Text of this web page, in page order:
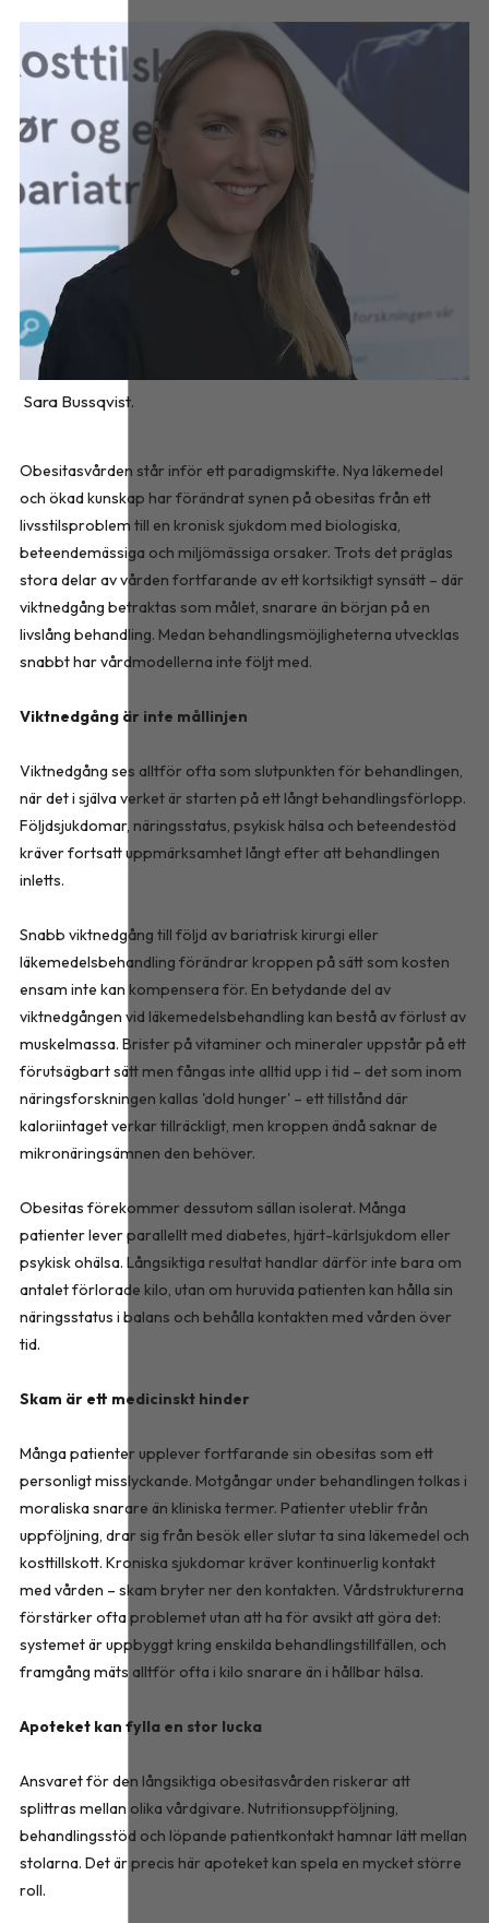
Sara Bussqvist.
Obesitasvården står inför ett paradigmskifte. Nya läkemedel
och ökad kunskap har förändrat synen på obesitas från ett
livsstilsproblem till en kronisk sjukdom med biologiska,
beteendemässiga och miljömässiga orsaker. Trots det präglas
stora delar av vården fortfarande av ett kortsiktigt synsätt – där
viktnedgång betraktas som målet, snarare än början på en
livslång behandling. Medan behandlingsmöjligheterna utvecklas
snabbt har vårdmodellerna inte följt med.
Viktnedgång är inte mållinjen
Viktnedgång ses alltför ofta som slutpunkten för behandlingen,
när det i själva verket är starten på ett långt behandlingsförlopp.
Följdsjukdomar, näringsstatus, psykisk hälsa och beteendestöd
kräver fortsatt uppmärksamhet långt efter att behandlingen
inletts.
Snabb viktnedgång till följd av bariatrisk kirurgi eller
läkemedelsbehandling förändrar kroppen på sätt som kosten
ensam inte kan kompensera för. En betydande del av
viktnedgången vid läkemedelsbehandling kan bestå av förlust av
muskelmassa. Brister på vitaminer och mineraler uppstår på ett
förutsägbart sätt men fångas inte alltid upp i tid – det som inom
näringsforskningen kallas 'dold hunger' – ett tillstånd där
kaloriintaget verkar tillräckligt, men kroppen ändå saknar de
mikronäringsämnen den behöver.
Obesitas förekommer dessutom sällan isolerat. Många
patienter lever parallellt med diabetes, hjärt-kärlsjukdom eller
psykisk ohälsa. Långsiktiga resultat handlar därför inte bara om
antalet förlorade kilo, utan om huruvida patienten kan hålla sin
näringsstatus i balans och behålla kontakten med vården över
tid.
Skam är ett medicinskt hinder
Många patienter upplever fortfarande sin obesitas som ett
personligt misslyckande. Motgångar under behandlingen tolkas i
moraliska snarare än kliniska termer. Patienter uteblir från
uppföljning, drar sig från besök eller slutar ta sina läkemedel och
kosttillskott. Kroniska sjukdomar kräver kontinuerlig kontakt
med vården – skam bryter ner den kontakten. Vårdstrukturerna
förstärker ofta problemet utan att ha för avsikt att göra det:
systemet är uppbyggt kring enskilda behandlingstillfällen, och
framgång mäts alltför ofta i kilo snarare än i hållbar hälsa.
Apoteket kan fylla en stor lucka
Ansvaret för den långsiktiga obesitasvården riskerar att
splittras mellan olika vårdgivare. Nutritionsuppföljning,
behandlingsstöd och löpande patientkontakt hamnar lätt mellan
stolarna. Det är precis här apoteket kan spela en mycket större
roll.